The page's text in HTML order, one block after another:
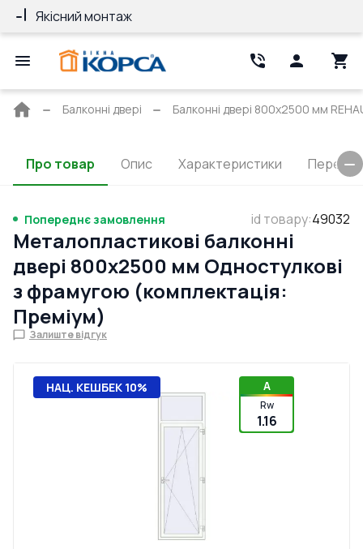
Якісний монтаж
Головна
Балконні двері Балконні двері 800x2500 мм
Про товар Опис Характеристики
Попереднє замовлення id товару:49032
Металопластикові балконні
двері 800x2500 мм Одностулкові
з фрамугою (комплектація:
Преміум)
Залиште відгук
НАЦ. КЕШБЕК 10% A
Rw
1.16